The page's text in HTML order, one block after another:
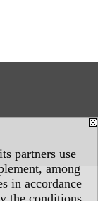
partners use
among
in accordance
the conditions